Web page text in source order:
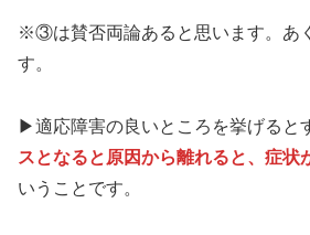
※③は賛否両論あると思います。あ
す。
▶︎適応障害の良いところを挙げると
スとなると原因から離れると、症状
いうことです。